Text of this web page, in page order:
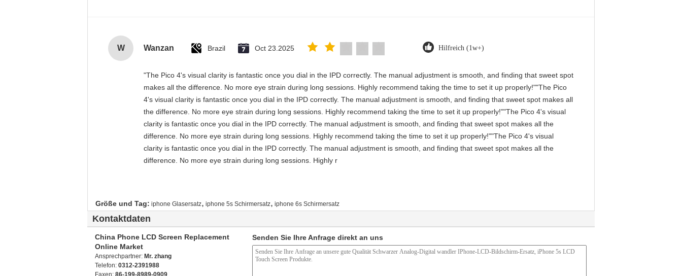
W Wanzan Brazil Oct 23.2025 Hilfreich (1w+)
"The Pico 4's visual clarity is fantastic once you dial in the IPD correctly. The manual adjustment is smooth, and finding that sweet spot
makes all the difference. No more eye strain during long sessions. Highly recommend taking the time to set it up properly!""The Pico
4's visual clarity is fantastic once you dial in the IPD correctly. The manual adjustment is smooth, and finding that sweet spot makes all
the difference. No more eye strain during long sessions. Highly recommend taking the time to set it up properly!""The Pico 4's visual
clarity is fantastic once you dial in the IPD correctly. The manual adjustment is smooth, and finding that sweet spot makes all the
difference. No more eye strain during long sessions. Highly recommend taking the time to set it up properly!""The Pico 4's visual
clarity is fantastic once you dial in the IPD correctly. The manual adjustment is smooth, and finding that sweet spot makes all the
difference. No more eye strain during long sessions. Highly r
Größe und Tag: iphone Glasersatz, iphone 5s Schirmersatz, iphone 6s Schirmersatz
Kontaktdaten
China Phone LCD Screen Replacement
Online Market
Ansprechpartner: Mr. zhang
Telefon: 0312-2391988
Senden Sie Ihre Anfrage direkt an uns